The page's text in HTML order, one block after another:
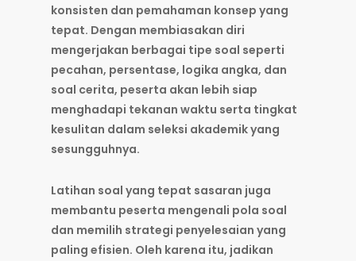
konsisten dan pemahaman konsep yang
tepat. Dengan membiasakan diri
mengerjakan berbagai tipe soal seperti
pecahan, persentase, logika angka, dan
soal cerita, peserta akan lebih siap
menghadapi tekanan waktu serta tingkat
kesulitan dalam seleksi akademik yang
sesungguhnya.
Latihan soal yang tepat sasaran juga
membantu peserta mengenali pola soal
dan memilih strategi penyelesaian yang
paling efisien. Oleh karena itu, jadikan